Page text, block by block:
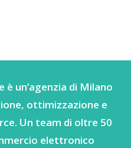
è un’agenzia di Milano
ottimizzazione e
Un team di oltre 50
elettronico